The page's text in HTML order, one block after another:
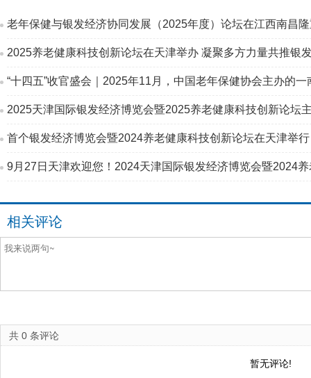
老年保健与银发经济协同发展（2025年度）论坛在江西南昌
2025养老健康科技创新论坛在天津举办 凝聚多方力量共推银
2025天津国际银发经济博览会暨2025养老健康科技创新论坛
首个银发经济博览会暨2024养老健康科技创新论坛在天津举行
相关评论
共 0 条评论
暂无评论!